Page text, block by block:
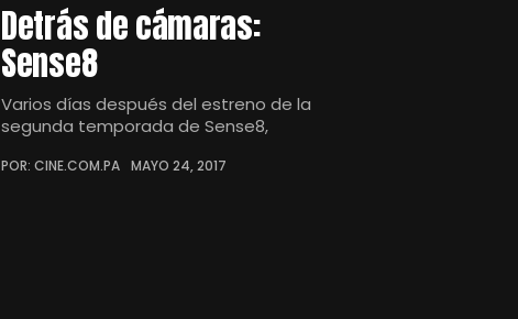
Detrás de cámaras:
Sense8
Varios días después del estreno de la
segunda temporada de Sense8,
POR: CINE.COM.PA MAYO 24, 2017